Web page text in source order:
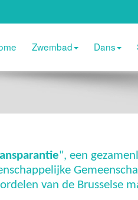
Zwembad Dans
", een
van de Brusselse